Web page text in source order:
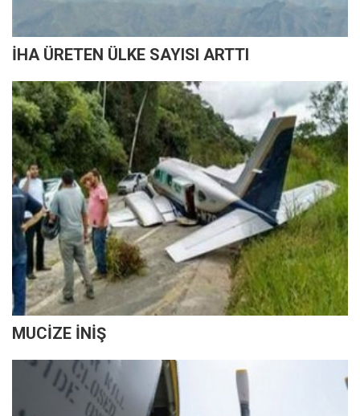
İHA ÜRETEN ÜLKE SAYISI ARTTI
MUCİZE İNİŞ